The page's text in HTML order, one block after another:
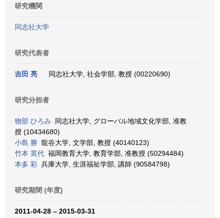
研究機関
同志社大学
研究代表者
吉田 亮 同志社大学, 社会学部, 教授 (00220690)
研究分担者
物部 ひろみ 同志社大学, グローバル地域文化学部, 准教
授 (10434680)
小島 勝 龍谷大学, 文学部, 教授 (40140123)
竹本 英代 福岡教育大学, 教育学部, 准教授 (50294484)
本多 彩 兵庫大学, 生涯福祉学部, 講師 (90584798)
研究期間 (年度)
2011-04-28 – 2015-03-31